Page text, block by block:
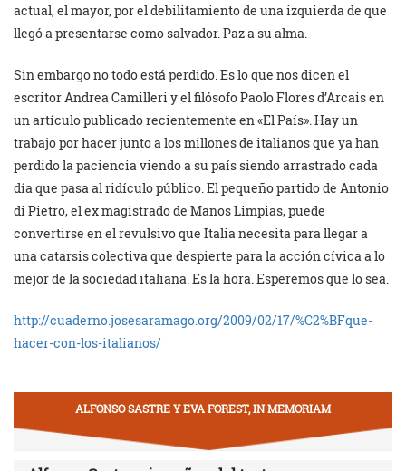
actual, el mayor, por el debilitamiento de una izquierda de que
llegó a presentarse como salvador. Paz a su alma.
Sin embargo no todo está perdido. Es lo que nos dicen el
escritor Andrea Camilleri y el filósofo Paolo Flores d’Arcais en
un artículo publicado recientemente en «El País». Hay un
trabajo por hacer junto a los millones de italianos que ya han
perdido la paciencia viendo a su país siendo arrastrado cada
día que pasa al ridículo público. El pequeño partido de Antonio
di Pietro, el ex magistrado de Manos Limpias, puede
convertirse en el revulsivo que Italia necesita para llegar a
una catarsis colectiva que despierte para la acción cívica a lo
mejor de la sociedad italiana. Es la hora. Esperemos que lo sea.
http://cuaderno.josesaramago.org/2009/02/17/%C2%BFque-
hacer-con-los-italianos/
ALFONSO SASTRE Y EVA FOREST, IN MEMORIAM